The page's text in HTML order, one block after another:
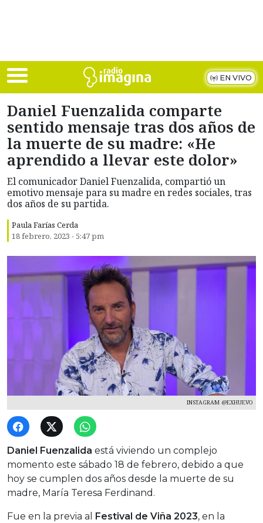
EN VIVO
Daniel Fuenzalida comparte
sentido mensaje tras dos años de
la muerte de su madre: «He
aprendido a llevar este dolor»
El comunicador Daniel Fuenzalida, compartió un
emotivo mensaje para su madre en redes sociales, tras
dos años de su partida.
Paula Farías Cerda
18 febrero, 2023 - 5:47 pm
INSTAGRAM @EXHUEVO
Daniel Fuenzalida está viviendo un complejo
momento este sábado 18 de febrero, debido a que
hoy se cumplen dos años desde la muerte de su
madre, María Teresa Ferdinand.
Fue en la previa al Festival de Viña 2023, en la